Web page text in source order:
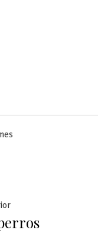
Entrada
anterior: